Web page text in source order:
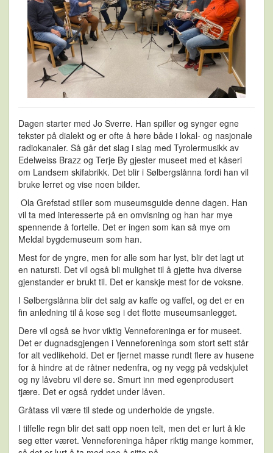
Dagen starter med Jo Sverre. Han spiller og synger egne
tekster på dialekt og er ofte å høre både i lokal- og nasjonale
radiokanaler. Så går det slag i slag med Tyrolermusikk av
Edelweiss Brazz og Terje By gjester museet med et kåseri
om Landsem skifabrikk. Det blir i Sølbergslånna fordi han vil
bruke lerret og vise noen bilder.
Ola Grefstad stiller som museumsguide denne dagen. Han
vil ta med interesserte på en omvisning og han har mye
spennende å fortelle. Det er ingen som kan så mye om
Meldal bygdemuseum som han.
Mest for de yngre, men for alle som har lyst, blir det lagt ut
en natursti. Det vil også bli mulighet til å gjette hva diverse
gjenstander er brukt til. Det er kanskje mest for de voksne.
I Sølbergslånna blir det salg av kaffe og vaffel, og det er en
fin anledning til å kose seg i det flotte museumsanlegget.
Dere vil også se hvor viktig Venneforeninga er for museet.
Det er dugnadsgjengen i Venneforeninga som stort sett står
for alt vedlikehold. Det er fjernet masse rundt flere av husene
for å hindre at de råtner nedenfra, og ny vegg på vedskjulet
og ny låvebru vil dere se. Smurt inn med egenprodusert
tjære. Det er også ryddet under låven.
Gråtass vil være til stede og underholde de yngste.
I tilfelle regn blir det satt opp noen telt, men det er lurt å kle
seg etter været. Venneforeninga håper riktig mange kommer,